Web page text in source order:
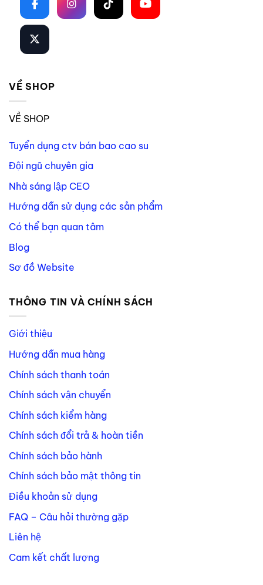
VỀ SHOP
VỀ SHOP
Tuyển dụng ctv bán bao cao su
Đội ngũ chuyên gia
Nhà sáng lập CEO
Hướng dẫn sử dụng các sản phẩm
Có thể bạn quan tâm
Blog
Sơ đồ Website
THÔNG TIN VÀ CHÍNH SÁCH
Giới thiệu
Hướng dẫn mua hàng
Chính sách thanh toán
Chính sách vận chuyển
Chính sách kiểm hàng
Chính sách đổi trả & hoàn tiền
Chính sách bảo hành
Chính sách bảo mật thông tin
Điều khoản sử dụng
FAQ – Câu hỏi thường gặp
Liên hệ
Cam kết chất lượng